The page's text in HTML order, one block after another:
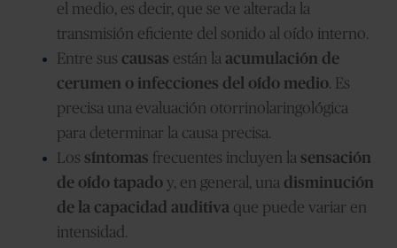
el medio, es decir, que se ve alterada la
transmisión eficiente del sonido al oído interno.
Entre sus causas están la acumulación de
cerumen o infecciones del oído medio. Es
precisa una evaluación otorrinolaringológica
para determinar la causa precisa.
Los síntomas frecuentes incluyen la sensación
de oído tapado y, en general, una disminución
de la capacidad auditiva que puede variar en
intensidad.